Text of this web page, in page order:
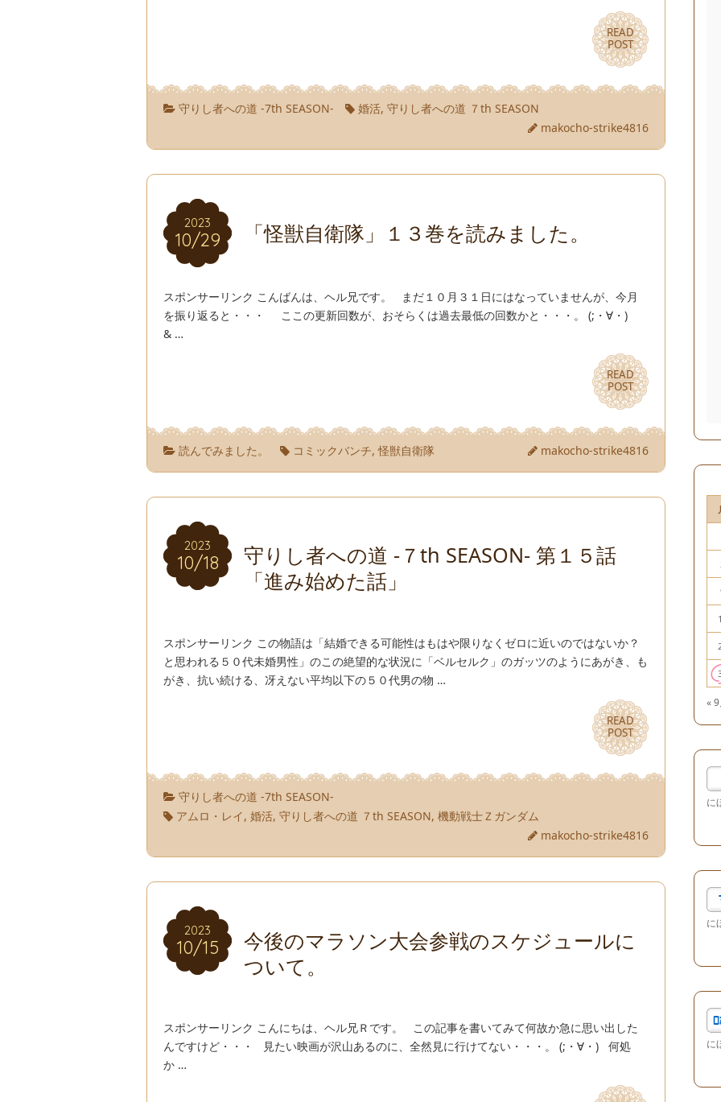
READ
POST
READ
POST
守りし者への道 -7th SEASON- 婚活,守りし者への道 ７th SEASON
makocho-strike4816
2023
10/29
2023
10/29 「怪獣自衛隊」１３巻を読みました。
スポンサーリンク こんばんは、ヘル兄です。 まだ１０月３１日にはなっていませんが、今月
を振り返ると・・・ ここの更新回数が、おそらくは過去最低の回数かと・・・。 (;・∀・)
& …
READ
POST
READ
POST
読んでみました。 コミックバンチ,怪獣自衛隊 makocho-strike4816
2023
10/18
2023
10/18
守りし者への道 -７th SEASON- 第１５話
「進み始めた話」
スポンサーリンク この物語は「結婚できる可能性はもはや限りなくゼロに近いのではないか？
と思われる５０代未婚男性」のこの絶望的な状況に「ベルセルク」のガッツのようにあがき、も
がき、抗い続ける、冴えない平均以下の５０代男の物 …
READ
POST
READ
POST
守りし者への道 -7th SEASON-
アムロ・レイ,婚活,守りし者への道 ７th SEASON,機動戦士Ｚガンダム
makocho-strike4816
2023
10/15
2023
10/15
今後のマラソン大会参戦のスケジュールに
ついて。
スポンサーリンク こんにちは、ヘル兄Ｒです。 この記事を書いてみて何故か急に思い出した
んですけど・・・ 見たい映画が沢山あるのに、全然見に行けてない・・・。 (;・∀・) 何処
か …
« 9
に
に
に